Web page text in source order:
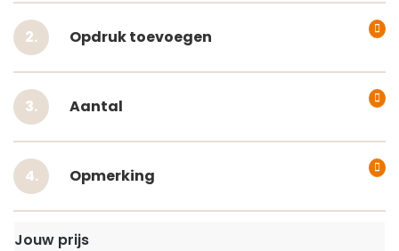
Opdruk toevoegen
Aantal
Opmerking
Jouw prijs